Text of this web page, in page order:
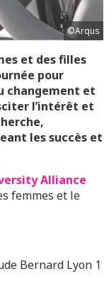
©Arqus
et des filles
pour
changement et
l’intérêt et
les succès et
Alliance
femmes et le
Bernard Lyon 1